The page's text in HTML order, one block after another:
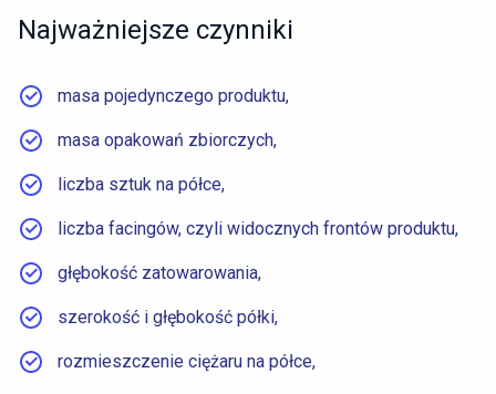
Najważniejsze czynniki
masa pojedynczego produktu,
masa opakowań zbiorczych,
liczba sztuk na półce,
liczba facingów, czyli widocznych frontów produktu,
głębokość zatowarowania,
szerokość i głębokość półki,
rozmieszczenie ciężaru na półce,